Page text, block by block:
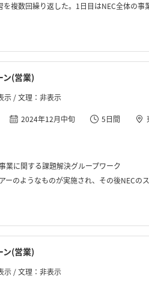
回繰り返した。1日目はNEC全体の事業内容や企業
ン(営業)
示 / 文理：非表示
2024年12月中旬 5日間
業に関する課題解決グループワーク
の後NECのスマートシティ事業に関するワークを行う。このワークでNECが実際に行っている事例について理解を
ン(営業)
示 / 文理：非表示